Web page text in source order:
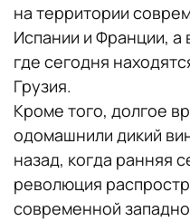
на территории
Испании и Франции, а
где сегодня
Грузия.
Кроме того, долгое
одомашнили дикий
назад, когда ранняя
революция
современной